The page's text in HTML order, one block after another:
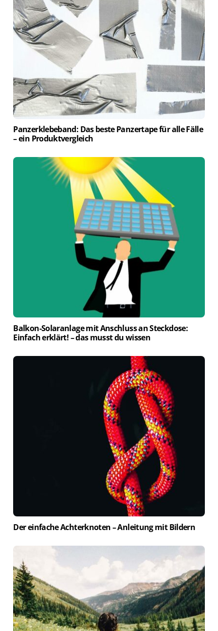
Panzerklebeband: Das beste Panzertape für alle Fälle
– ein Produktvergleich
Balkon-Solaranlage mit Anschluss an Steckdose:
Einfach erklärt! – das musst du wissen
Der einfache Achterknoten – Anleitung mit Bildern